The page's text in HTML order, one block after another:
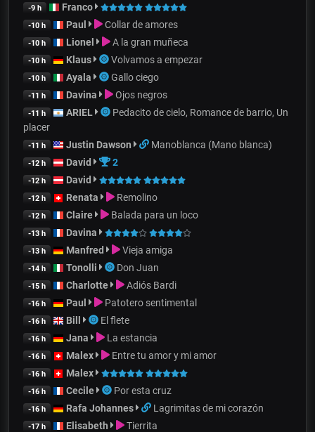
-9 h Franco
-10 h Paul Collar de amores
-10 h Lionel A la gran muñeca
-10 h Klaus Volvamos a empezar
-10 h Ayala Gallo ciego
-11 h Davina Ojos negros
-11 h ARIEL
Pedacito de cielo, Romance de barrio, Un
placer
-11 h Justin Dawson Manoblanca (Mano blanca)
-12 h David 2
-12 h David
-12 h Renata Remolino
-12 h Claire Balada para un loco
-13 h Davina
-13 h Manfred Vieja amiga
-14 h Tonolli Don Juan
-15 h Charlotte Adiós Bardi
-16 h Paul Patotero sentimental
-16 h Bill El flete
-16 h Jana La estancia
-16 h Malex Entre tu amor y mi amor
-16 h Malex
-16 h Cecile Por esta cruz
-16 h Rafa Johannes Lagrimitas de mi corazón
-17 h Elisabeth Tierrita